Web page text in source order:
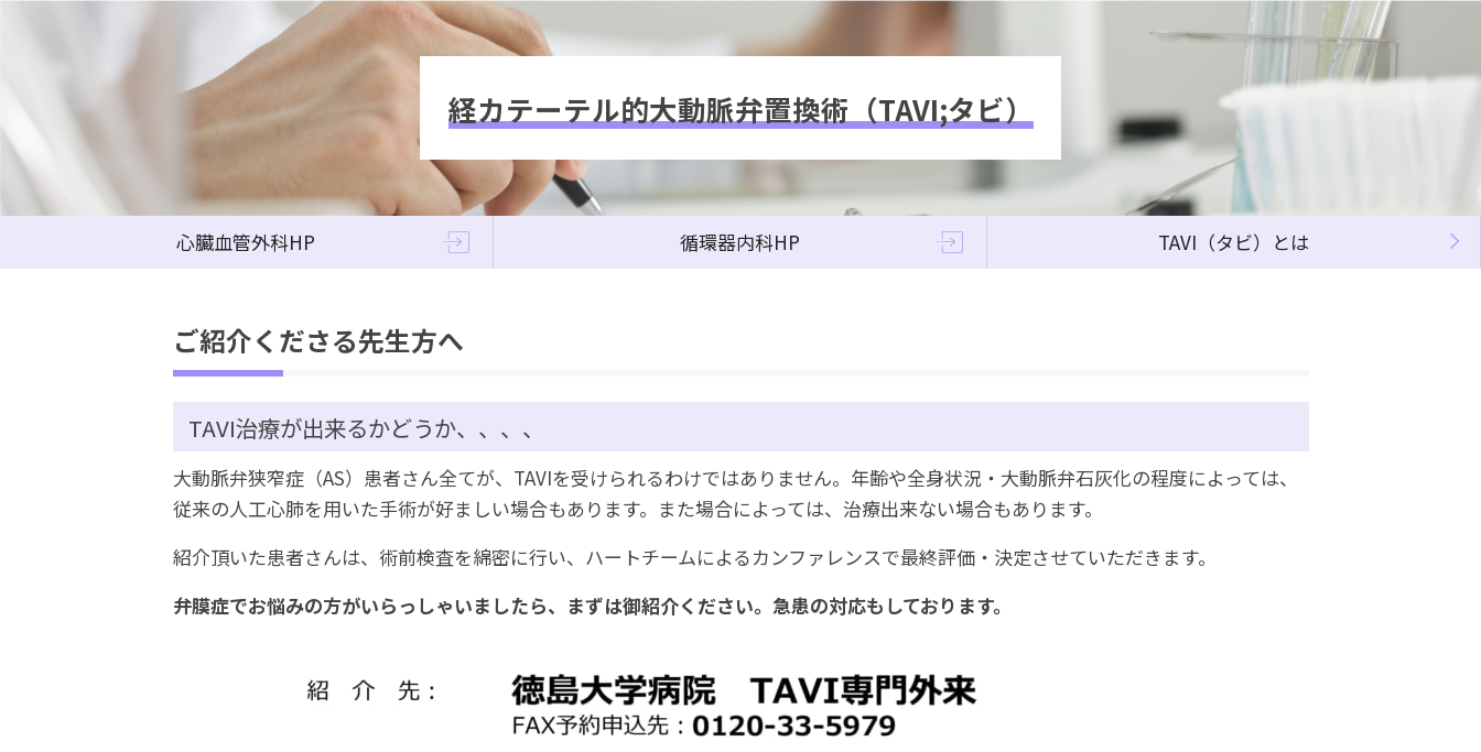
経カテーテル的大動脈弁置換術（TAVI;タビ）
心臓血管外科HP 循環器内科HP TAVI（タビ）とは
ご紹介くださる先生方へ
TAVI治療が出来るかどうか、、、、
大動脈弁狭窄症（AS）患者さん全てが、TAVIを受けられるわけではありません。年齢や全身状況・大動脈弁石灰化の程度によっては、
従来の人工心肺を用いた手術が好ましい場合もあります。また場合によっては、治療出来ない場合もあります。
紹介頂いた患者さんは、術前検査を綿密に行い、ハートチームによるカンファレンスで最終評価・決定させていただきます。
弁膜症でお悩みの方がいらっしゃいましたら、まずは御紹介ください。急患の対応もしております。